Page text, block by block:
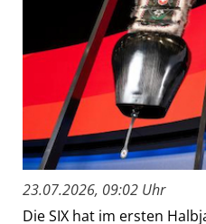
23.07.2026, 09:02 Uhr
Die SIX hat im ersten